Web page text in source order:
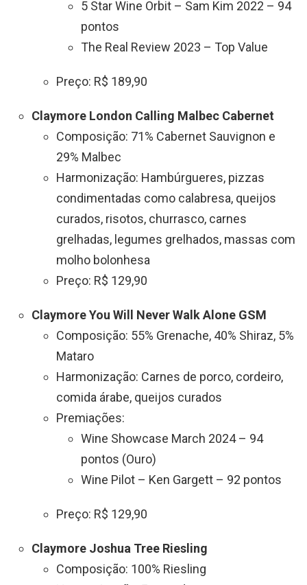
5 Star Wine Orbit – Sam Kim 2022 – 94
pontos
The Real Review 2023 – Top Value
Preço: R$ 189,90
Claymore London Calling Malbec Cabernet
Composição: 71% Cabernet Sauvignon e
29% Malbec
Harmonização: Hambúrgueres, pizzas
condimentadas como calabresa, queijos
curados, risotos, churrasco, carnes
grelhadas, legumes grelhados, massas com
molho bolonhesa
Preço: R$ 129,90
Claymore You Will Never Walk Alone GSM
Composição: 55% Grenache, 40% Shiraz, 5%
Mataro
Harmonização: Carnes de porco, cordeiro,
comida árabe, queijos curados
Premiações:
Wine Showcase March 2024 – 94
pontos (Ouro)
Wine Pilot – Ken Gargett – 92 pontos
Preço: R$ 129,90
Claymore Joshua Tree Riesling
Composição: 100% Riesling